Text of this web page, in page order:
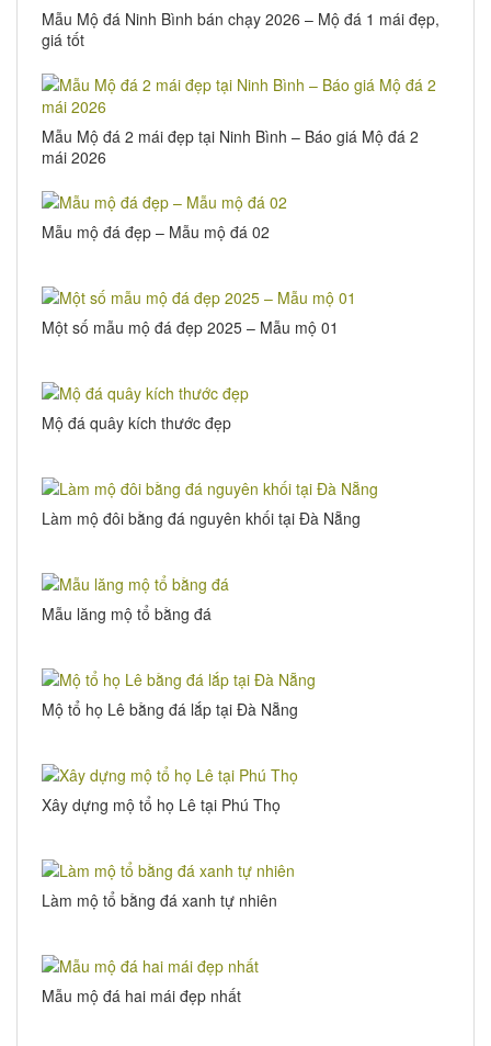
Mẫu Mộ đá Ninh Bình bán chạy 2026 – Mộ đá 1 mái đẹp,
giá tốt
Mẫu Mộ đá 2 mái đẹp tại Ninh Bình – Báo giá Mộ đá 2
mái 2026
Mẫu mộ đá đẹp – Mẫu mộ đá 02
Một số mẫu mộ đá đẹp 2025 – Mẫu mộ 01
Mộ đá quây kích thước đẹp
Làm mộ đôi bằng đá nguyên khối tại Đà Nẵng
Mẫu lăng mộ tổ bằng đá
Mộ tổ họ Lê bằng đá lắp tại Đà Nẵng
Xây dựng mộ tổ họ Lê tại Phú Thọ
Làm mộ tổ bằng đá xanh tự nhiên
Mẫu mộ đá hai mái đẹp nhất